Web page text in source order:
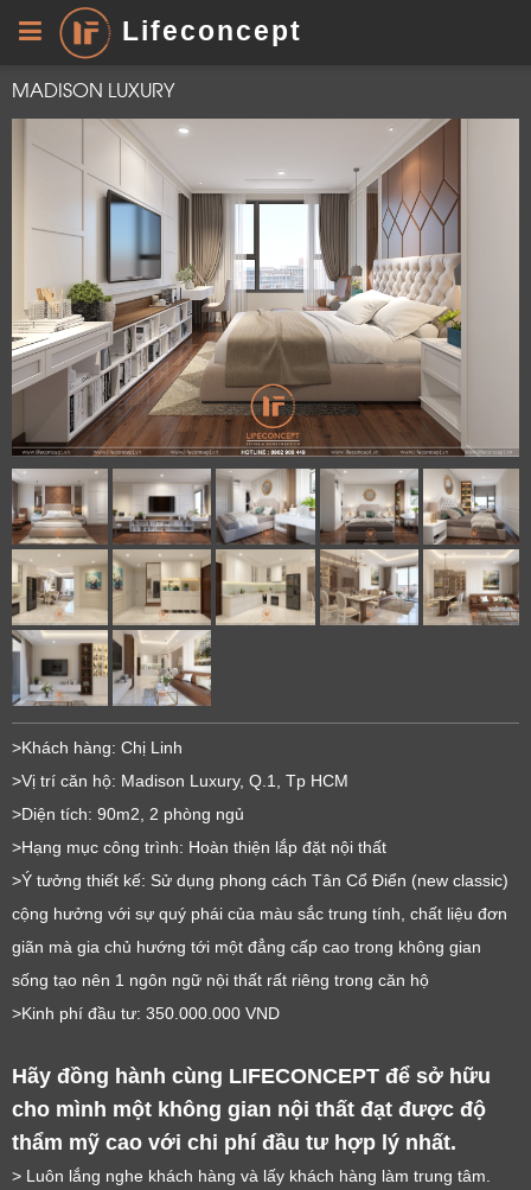
Lifeconcept
MADISON LUXURY
>Khách hàng: Chị Linh
>Vị trí căn hộ: Madison Luxury, Q.1, Tp HCM
>Diện tích: 90m2, 2 phòng ngủ
>Hạng mục công trình: Hoàn thiện lắp đặt nội thất
>Ý tưởng thiết kế: Sử dụng phong cách Tân Cổ Điển (new classic)
cộng hưởng với sự quý phái của màu sắc trung tính, chất liệu đơn
giãn mà gia chủ hướng tới một đẳng cấp cao trong không gian
sống tạo nên 1 ngôn ngữ nội thất rất riêng trong căn hộ
>Kinh phí đầu tư: 350.000.000 VND
Hãy đồng hành cùng LIFECONCEPT để sở hữu
cho mình một không gian nội thất đạt được độ
thẩm mỹ cao với chi phí đầu tư hợp lý nhất.
> Luôn lắng nghe khách hàng và lấy khách hàng làm trung tâm.